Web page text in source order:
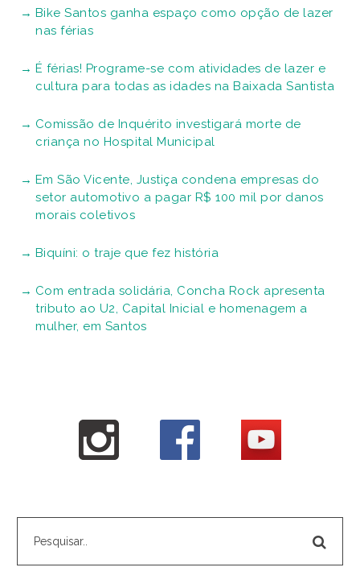
Bike Santos ganha espaço como opção de lazer
nas férias
É férias! Programe-se com atividades de lazer e
cultura para todas as idades na Baixada Santista
Comissão de Inquérito investigará morte de
criança no Hospital Municipal
Em São Vicente, Justiça condena empresas do
setor automotivo a pagar R$ 100 mil por danos
morais coletivos
Biquíni: o traje que fez história
Com entrada solidária, Concha Rock apresenta
tributo ao U2, Capital Inicial e homenagem a
mulher, em Santos